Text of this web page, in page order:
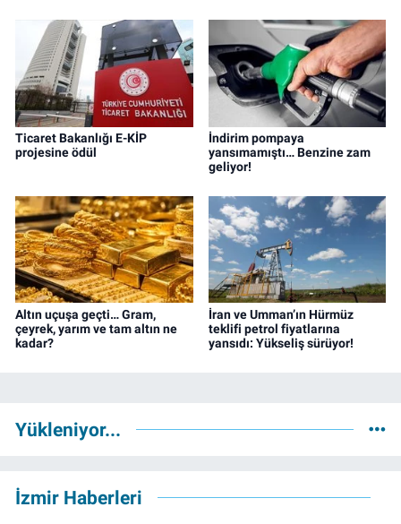
Ticaret Bakanlığı E-KİP
projesine ödül
İndirim pompaya
yansımamıştı… Benzine zam
geliyor!
Altın uçuşa geçti… Gram,
çeyrek, yarım ve tam altın ne
kadar?
İran ve Umman’ın Hürmüz
teklifi petrol fiyatlarına
yansıdı: Yükseliş sürüyor!
Yükleniyor...
İzmir Haberleri